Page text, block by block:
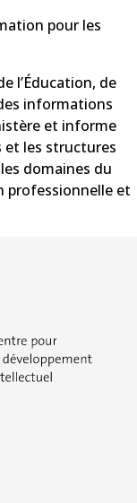
pour les
l’Éducation, de
informations
et informe
et les structures
domaines du
professionnelle et